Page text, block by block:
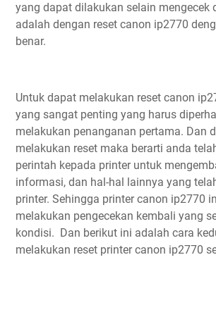
yang dapat dilakukan selain mengecek
adalah dengan reset canon ip2770
benar.
Untuk dapat melakukan reset canon
yang sangat penting yang harus
melakukan penanganan pertama. Dan
melakukan reset maka berarti anda
perintah kepada printer untuk
informasi, dan hal-hal lainnya yang
printer. Sehingga printer canon ip2770
melakukan pengecekan kembali yang
kondisi. Dan berikut ini adalah cara
melakukan reset printer canon ip2770